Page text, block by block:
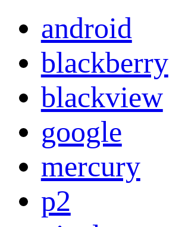
android
blackberry
blackview
google
mercury
p2